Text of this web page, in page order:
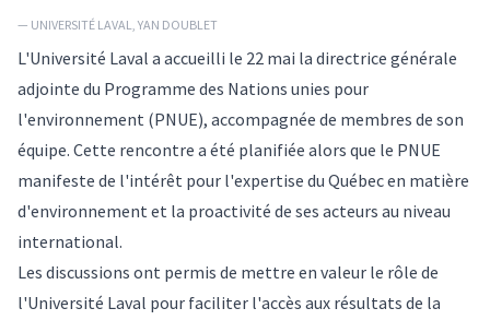
— UNIVERSITÉ LAVAL, YAN DOUBLET
L'Université Laval a accueilli le 22 mai la directrice générale
adjointe du Programme des Nations unies pour
l'environnement (PNUE), accompagnée de membres de son
équipe. Cette rencontre a été planifiée alors que le PNUE
manifeste de l'intérêt pour l'expertise du Québec en matière
d'environnement et la proactivité de ses acteurs au niveau
international.
Les discussions ont permis de mettre en valeur le rôle de
l'Université Laval pour faciliter l'accès aux résultats de la